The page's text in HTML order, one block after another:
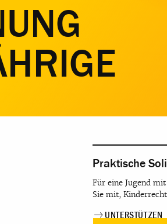
Praktische
Für eine Jugend
Sie mit,
UNTERSTÜTZEN